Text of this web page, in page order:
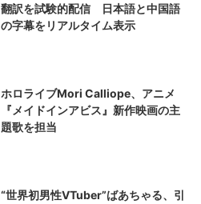
翻訳を試験的配信 日本語と中国語
の字幕をリアルタイム表示
ホロライブMori Calliope、アニメ
『メイドインアビス』新作映画の主
題歌を担当
“世界初男性VTuber”ばあちゃる、引